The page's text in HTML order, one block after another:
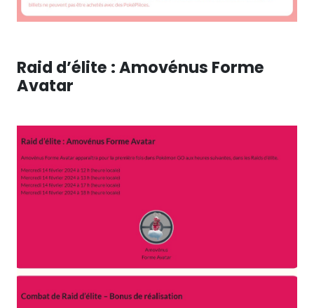
Raid d’élite : Amovénus Forme
Avatar